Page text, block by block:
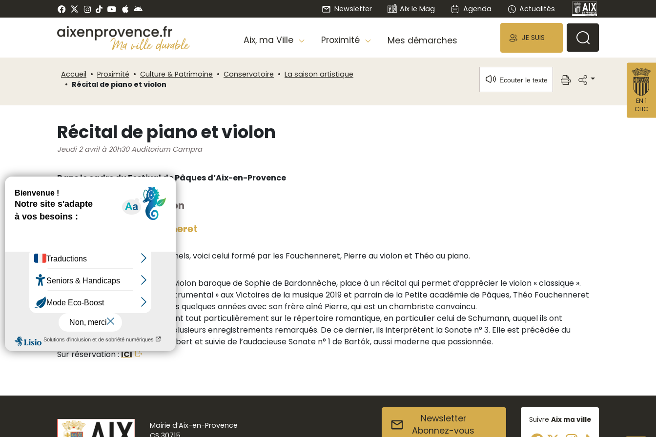
Newsletter Aix le Mag Agenda Actualités
Aix, ma Ville Proximité Mes démarches JE SUIS
Accueil Proximité Culture & Patrimoine Conservatoire
La saison artistique
Récital de piano et violon
Ecouter le texte
Récital de piano et violon
Jeudi 2 avril à 20h30 Auditorium Campra
Dans le cadre du Festival de Pâques d’Aix-en-Provence
Récital de piano et violon
Pierre et Théo Fouchenneret
Dans la famille des duos fraternels, voici celui formé par les Fouchenneret, Pierre au violon et Théo au piano.
Après le concert consacré au violon baroque de Sophie de Bardonnèche, place à un récital qui permet d’apprécier le violon « classique ».
Nommé « Révélation soliste instrumental » aux Victoires de la musique 2019 et parrain de la Petite académie de Pâques, Théo Fouchenneret
se produit régulièrement depuis quelques années avec son frère aîné Pierre, qui est un chambriste convaincu.
Les deux musiciens se retrouvent tout particulièrement sur le répertoire romantique, en particulier celui de Schumann, auquel ils ont
consacré ces derniers temps plusieurs enregistrements remarqués. De ce dernier, ils interprètent la Sonate n° 3. Elle est précédée du
virtuose Rondo brillant de Schubert et suivie de l’audacieuse Sonate n° 1 de Bartók, aussi moderne que passionnée.
Sur réservation :ICI
Mairie d’Aix-en-Provence
Newsletter
Abonnez-vous
Suivre Aix ma ville
EN 1
CLIC
de
Panneau de gestion des cookies